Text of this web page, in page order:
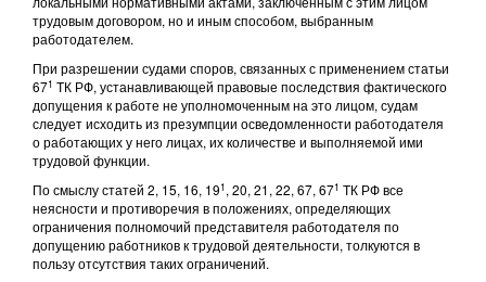
трудовым договором, но и иным способом, выбранным
работодателем.
При разрешении судами споров, связанных с применением статьи
671 ТК РФ, устанавливающей правовые последствия фактического
допущения к работе не уполномоченным на это лицом, судам
следует исходить из презумпции осведомленности работодателя
о работающих у него лицах, их количестве и выполняемой ими
трудовой функции.
По смыслу статей 2, 15, 16, 191 , 20, 21, 22, 67, 671 ТК РФ все
неясности и противоречия в положениях, определяющих
ограничения полномочий представителя работодателя по
допущению работников к трудовой деятельности, толкуются в
пользу отсутствия таких ограничений.